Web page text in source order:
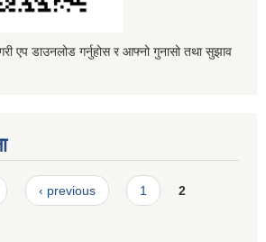
एप डाउनलोड गर्नुहोस र आफ्नो गुनासो तथा सुझाव
‹ previous 1 2